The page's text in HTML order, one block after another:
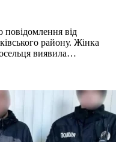
повідомлення від
району. Жінка
виявила…